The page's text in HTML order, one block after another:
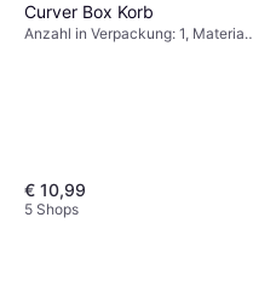
Curver Box Korb
Anzahl in Verpackung: 1, Material:
€ 10,99
5 Shops